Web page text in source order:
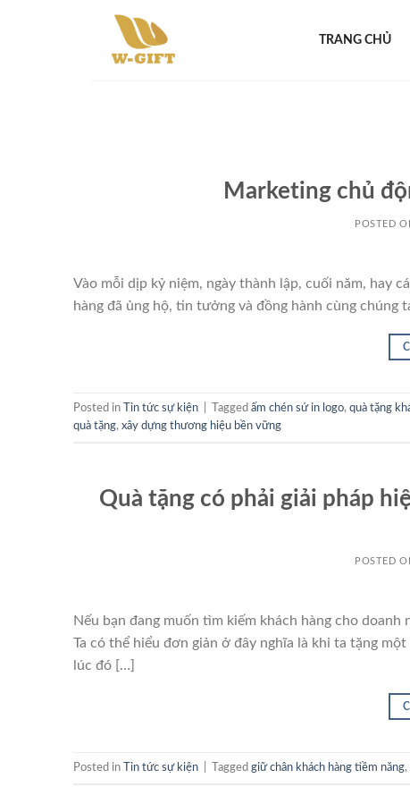
TRANG CHỦ
Marketing chủ
POSTED
Vào mỗi dịp kỷ niệm, ngày thành lập, cuối năm, hay
hàng đã ủng hộ, tin tưởng và đồng hành cùng
Posted in Tin tức sự kiện Tagged ấm chén sứ in logo, quà tặng
quà tặng, xây dựng thương hiệu bền vững
Quà tặng có phải giải pháp
POSTED
Nếu bạn đang muốn tìm kiếm khách hàng cho
Ta có thể hiểu đơn giản ở đây nghĩa là khi ta tặng
lúc đó […]
Posted in Tin tức sự kiện Tagged giữ chân khách hàng tiềm năng,